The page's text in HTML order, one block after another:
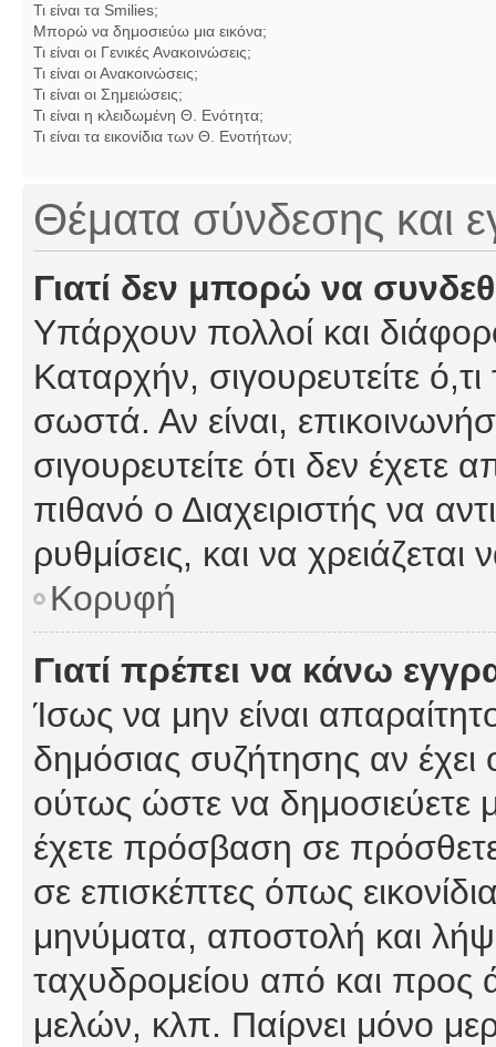
Τι είναι τα Smilies;
Μπορώ να δημοσιεύω μια εικόνα;
Τι είναι οι Γενικές Ανακοινώσεις;
Τι είναι οι Ανακοινώσεις;
Τι είναι οι Σημειώσεις;
Τι είναι η κλειδωμένη Θ. Ενότητα;
Τι είναι τα εικονίδια των Θ. Ενοτήτων;
Θέματα σύνδεσης και
Γιατί δεν μπορώ να
Υπάρχουν πολλοί και
Καταρχήν, σιγουρευτείτε
σωστά. Αν είναι,
σιγουρευτείτε ότι δεν έχετε
πιθανό ο Διαχειριστής να
ρυθμίσεις, και να χρειάζεται
Κορυφή
Γιατί πρέπει να κάνω
Ίσως να μην είναι
δημόσιας συζήτησης αν έχει
ούτως ώστε να δημοσιεύετε
έχετε πρόσβαση σε
σε επισκέπτες όπως
μηνύματα, αποστολή και
ταχυδρομείου από και προς
μελών, κλπ. Παίρνει μόνο